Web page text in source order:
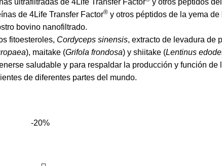
de 4Life Transfer Factor® y otros péptidos de la yema
bovino nanofiltrado.
fitoesteroles, Cordyceps sinensis, extracto de levadura de
), maitake (Grifola frondosa) y shiitake (Lentinus
saludable y para respaldar la producción y función de
de diferentes partes del mundo.
-20%